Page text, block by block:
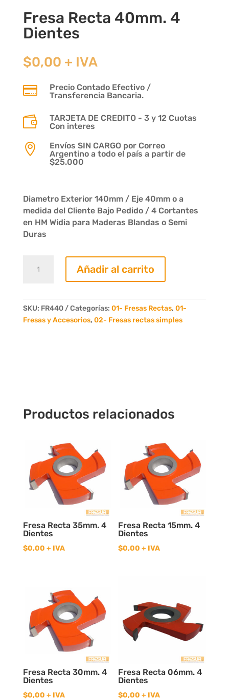
Fresa Recta 40mm. 4
Dientes
$0,00 + IVA

Precio Contado Efectivo /
Transferencia Bancaria.

TARJETA DE CREDITO - 3 y 12 Cuotas
Con interes

Envíos SIN CARGO por Correo
Argentino a todo el país a partir de
$25.000
Diametro Exterior 140mm / Eje 40mm o a
medida del Cliente Bajo Pedido / 4 Cortantes
en HM Widia para Maderas Blandas o Semi
Duras
Recta
Dientes
cantidad
Añadir al carrito
SKU: FR440 Categorías: 01- Fresas Rectas, 01-
Fresas y Accesorios, 02- Fresas rectas simples
Productos relacionados
Fresa Recta 35mm. 4
Dientes
$0,00 + IVA
Fresa Recta 15mm. 4
Dientes
$0,00 + IVA
Fresa Recta 30mm. 4
Dientes
$0,00 + IVA
Fresa Recta 06mm. 4
Dientes
$0,00 + IVA